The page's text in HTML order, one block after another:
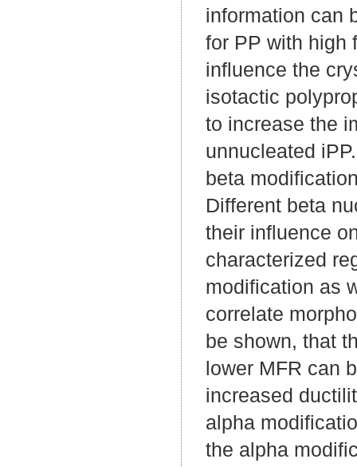
information can
for PP with high
influence the
isotactic
to increase the
unnucleated
beta
Different beta
their influence
characterized
modification as
correlate
be shown, that
lower MFR can
increased
alpha
the alpha